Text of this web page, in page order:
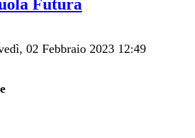
Futura
02 Febbraio 2023 12:49